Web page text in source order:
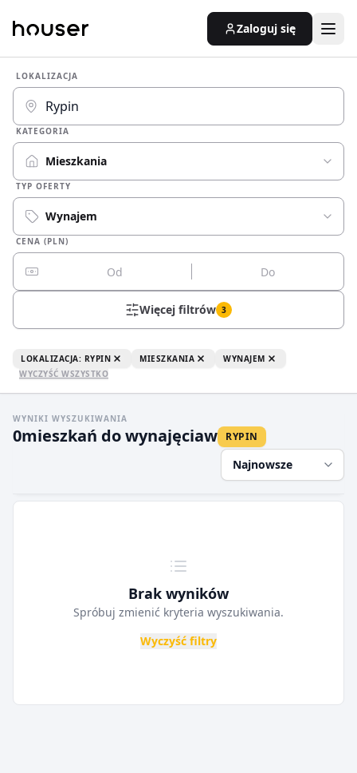
Zaloguj się
LOKALIZACJA
KATEGORIA
Mieszkania
TYP OFERTY
Wynajem
CENA (PLN)
Więcej filtrów 3
LOKALIZACJA: RYPIN MIESZKANIA
WYNAJEM
WYCZYŚĆ WSZYSTKO
WYNIKI WYSZUKIWANIA
0mieszkań do wynajęciaw RYPIN
Najnowsze
Brak wyników
Spróbuj zmienić kryteria wyszukiwania.
Wyczyść filtry